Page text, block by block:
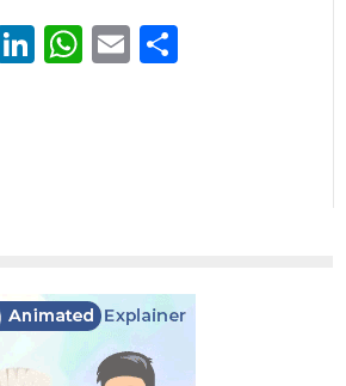
LinkedIn
WhatsApp
Email